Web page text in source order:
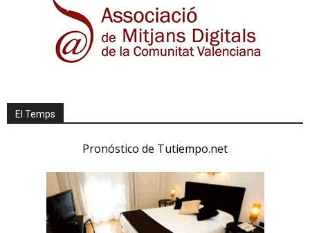
El Temps
Pronóstico de Tutiempo.net